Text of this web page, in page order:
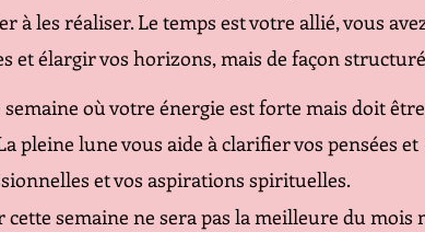
à les réaliser. Le temps est votre allié, vous
et élargir vos horizons, mais de façon
semaine où votre énergie est forte mais doit
pleine lune vous aide à clarifier vos pensées et
et vos aspirations spirituelles.
cette semaine ne sera pas la meilleure du mois